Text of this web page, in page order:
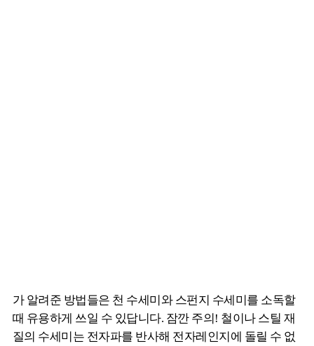
가 알려준 방법들은 천 수세미와 스펀지 수세미를 소독할
때 유용하게 쓰일 수 있답니다. 잠깐 주의! 철이나 스틸 재
질의 수세미는 전자파를 반사해 전자레인지에 돌릴 수 없